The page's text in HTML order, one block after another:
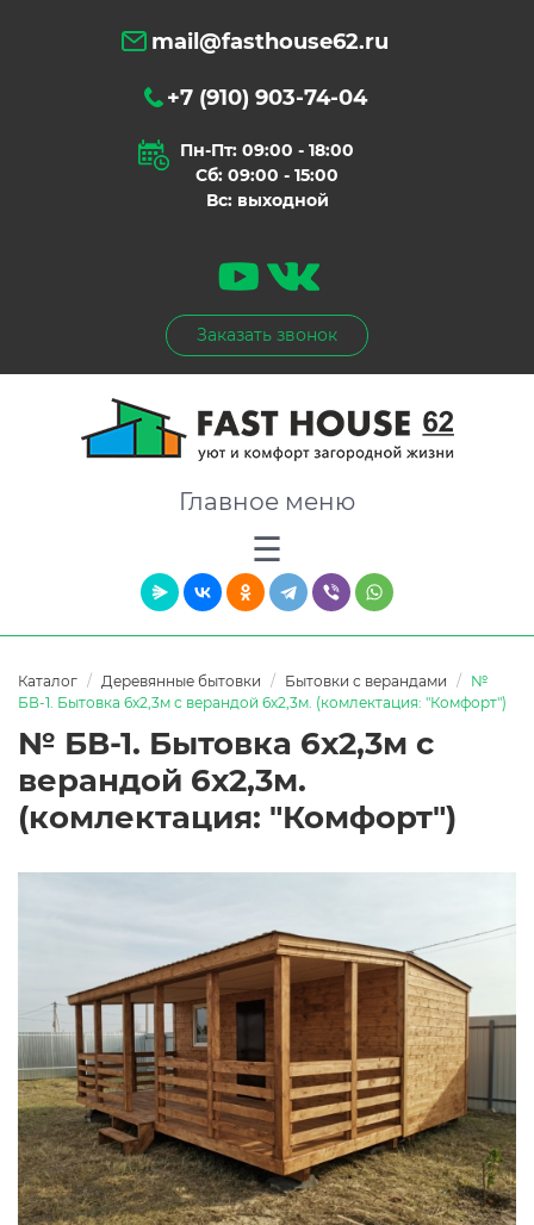
mail@fasthouse62.ru
+7 (910) 903-74-04
Пн-Пт: 09:00 - 18:00
Сб: 09:00 - 15:00
Вс: выходной
Заказать звонок
Главное меню
Каталог Деревянные бытовки Бытовки с верандами
№
БВ-1. Бытовка 6х2,3м с верандой 6х2,3м. (комлектация: "Комфорт")
№ БВ-1. Бытовка 6х2,3м с
верандой 6х2,3м.
(комлектация: "Комфорт")